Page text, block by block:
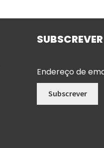
Endereço de